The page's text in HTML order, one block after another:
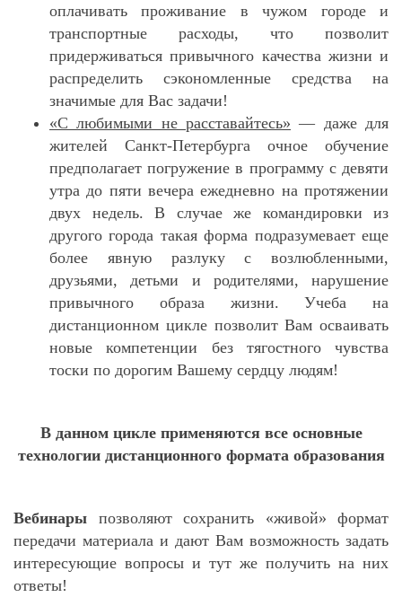
оплачивать проживание в чужом городе и
транспортные расходы, что позволит
придерживаться привычного качества жизни и
распределить сэкономленные средства на
значимые для Вас задачи!
«С любимыми не расставайтесь» — даже для
жителей Санкт-Петербурга очное обучение
предполагает погружение в программу с девяти
утра до пяти вечера ежедневно на протяжении
двух недель. В случае же командировки из
другого города такая форма подразумевает еще
более явную разлуку с возлюбленными,
друзьями, детьми и родителями, нарушение
привычного образа жизни. Учеба на
дистанционном цикле позволит Вам осваивать
новые компетенции без тягостного чувства
тоски по дорогим Вашему сердцу людям!
В данном цикле применяются все основные
технологии дистанционного формата образования
Вебинары позволяют сохранить «живой» формат
передачи материала и дают Вам возможность задать
интересующие вопросы и тут же получить на них
ответы!